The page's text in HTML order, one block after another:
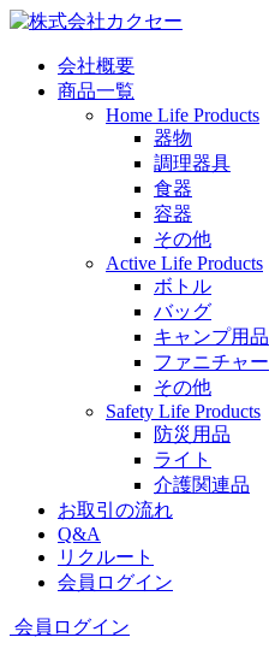
会社概要
商品一覧
Home Life Products
器物
調理器具
食器
容器
その他
Active Life Products
ボトル
バッグ
キャンプ用品
ファニチャー
その他
Safety Life Products
防災用品
ライト
介護関連品
お取引の流れ
Q&A
リクルート
会員ログイン
会員ログイン